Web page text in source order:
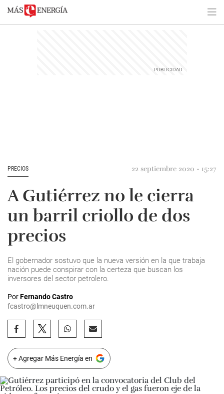
PRECIOS 22 septiembre 2020 - 15:27
A Gutiérrez no le cierra
un barril criollo de dos
precios
El gobernador sostuvo que la nueva versión en la que trabaja
nación puede conspirar con la certeza que buscan los
inversores del sector petrolero.
PorFernando Castro
fcastro@lmneuquen.com.ar
+ Agregar Más Energía en